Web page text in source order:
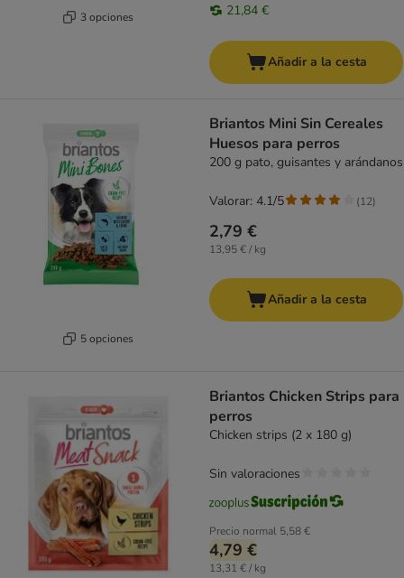
3 opciones 21,84 €
Añadir a la cesta
5 opciones
Briantos Mini Sin Cereales
Huesos para perros
200 g pato, guisantes y arándanos
2,79 €
13,95 € / kg
Valorar: 4.1/5 (12)
Añadir a la cesta
Briantos Chicken Strips para
perros
Chicken strips (2 x 180 g)
Precio normal 5,58 €
4,79 €
13,31 € / kg
Sin valoraciones